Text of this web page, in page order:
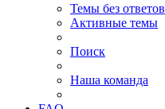
Темы без ответов
Активные темы
Поиск
Наша команда